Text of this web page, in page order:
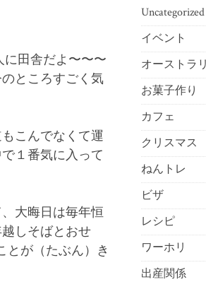
に田舎だよ〜〜〜
ところすごく気
こんでなくて運
１番気に入って
大晦日は毎年恒
しそばとおせ
とが（たぶん）き
Uncategorized
イベント
オーストラ
お菓子作り
カフェ
クリスマス
ねんトレ
ビザ
レシピ
ワーホリ
出産関係